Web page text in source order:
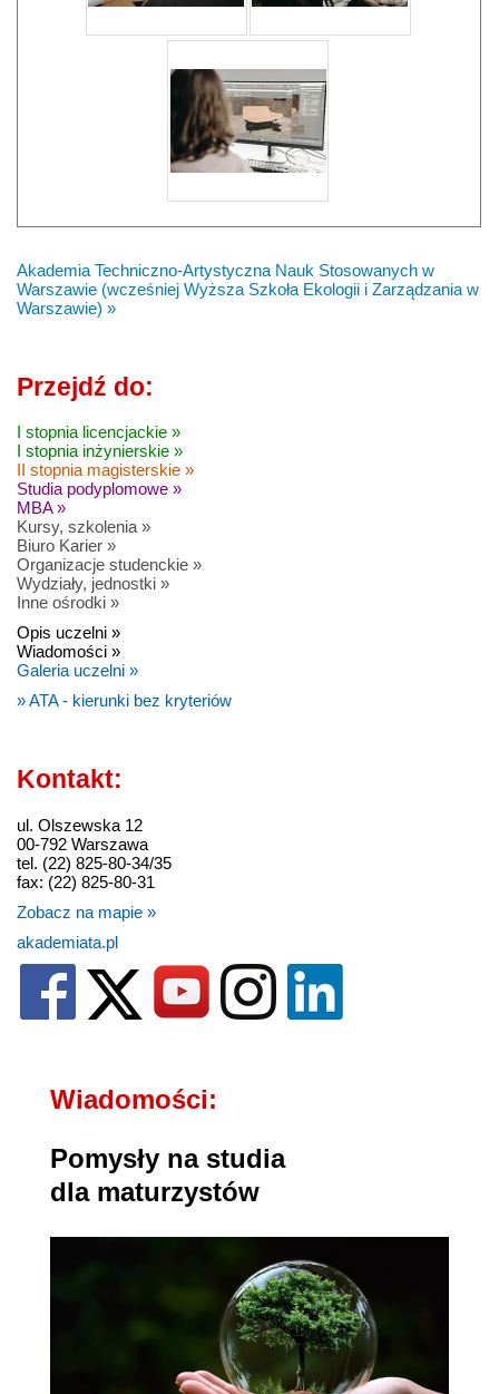
Akademia Techniczno-Artystyczna Nauk Stosowanych w
Warszawie (wcześniej Wyższa Szkoła Ekologii i Zarządzania w
Warszawie) »
Przejdź do:
I stopnia licencjackie »
I stopnia inżynierskie »
II stopnia magisterskie »
Studia podyplomowe »
MBA »
Kursy, szkolenia »
Biuro Karier »
Organizacje studenckie »
Wydziały, jednostki »
Inne ośrodki »
Opis uczelni »
Wiadomości »
Galeria uczelni »
» ATA - kierunki bez kryteriów
Kontakt:
ul. Olszewska 12
00-792 Warszawa
tel. (22) 825-80-34/35
fax: (22) 825-80-31
Zobacz na mapie »
akademiata.pl
Wiadomości:
Pomysły na studia
dla maturzystów